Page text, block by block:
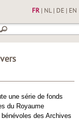
FR| NL| DE EN
une série de fonds
du Royaume
des Archives